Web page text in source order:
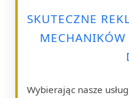
SKUTECZNE
MECHANIKÓW
Wybierając nasze